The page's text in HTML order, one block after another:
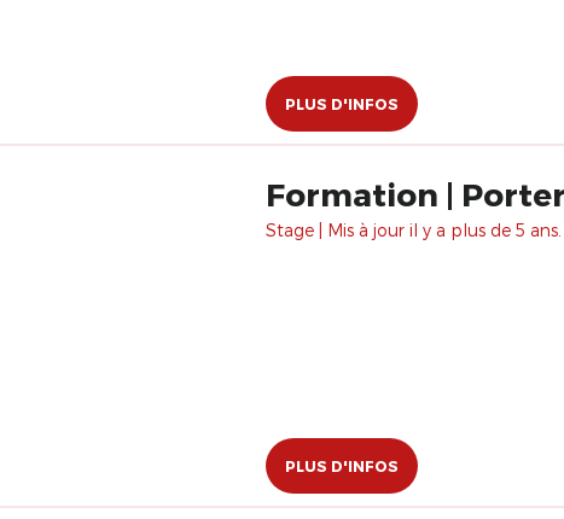
PLUS D'INFOS
Formation |
Stage | Mis à jour il y a plus de 5 ans.
PLUS D'INFOS